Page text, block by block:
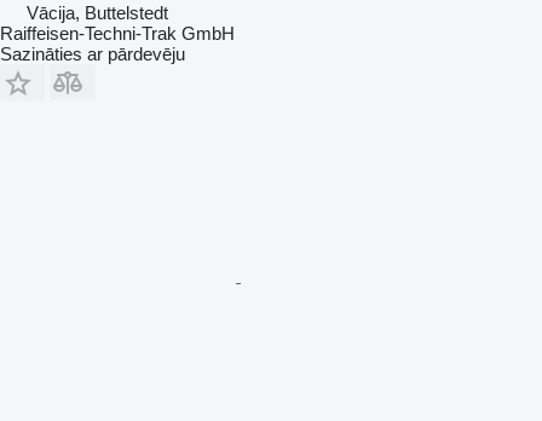
Vācija, Buttelstedt
Raiffeisen-Techni-Trak GmbH
Sazināties ar pārdevēju